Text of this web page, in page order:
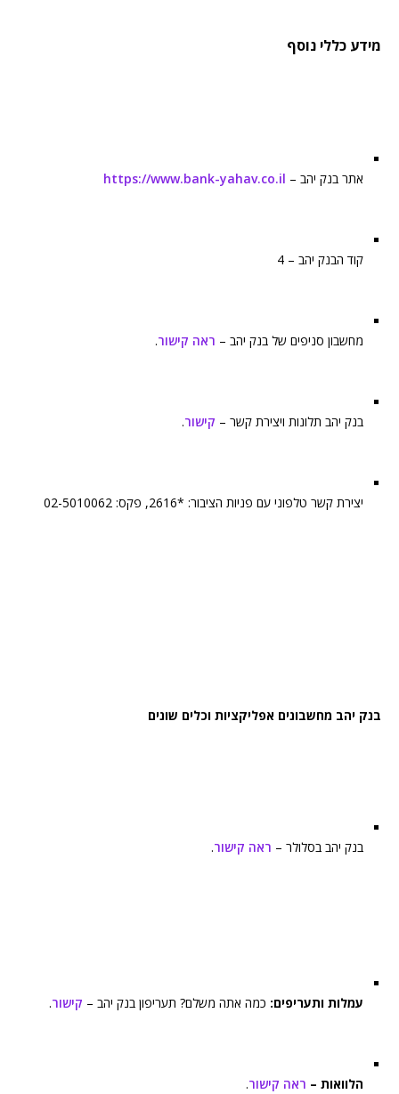
מידע כללי נוסף
אתר בנק יהב – https://www.bank-yahav.co.il
קוד הבנק יהב – 4
מחשבון סניפים של בנק יהב – ראה קישור.
בנק יהב תלונות ויצירת קשר – קישור.
יצירת קשר טלפוני עם פניות הציבור: *2616, פקס: 02-5010062
בנק יהב מחשבונים אפליקציות וכלים שונים
בנק יהב בסלולר – ראה קישור.
עמלות ותעריפים: כמה אתה משלם? תעריפון בנק יהב – קישור.
הלוואות – ראה קישור.